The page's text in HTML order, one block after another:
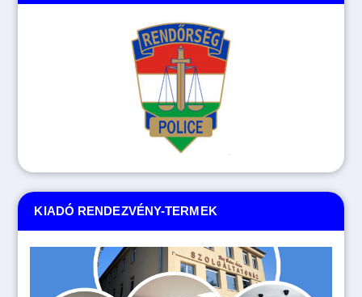
KIADÓ RENDEZVÉNY-TERMEK